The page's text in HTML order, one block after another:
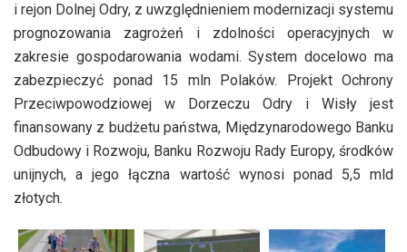
i rejon Dolnej Odry, z uwzględnieniem modernizacji systemu
prognozowania zagrożeń i zdolności operacyjnych w
zakresie gospodarowania wodami. System docelowo ma
zabezpieczyć ponad 15 mln
Polaków. Projekt Ochrony
Przeciwpowodziowej w Dorzeczu Odry i Wisły jest
finansowany z budżetu państwa, Międzynarodowego Banku
Odbudowy i Rozwoju, Banku Rozwoju Rady Europy, środków
unijnych, a jego łączna wartość wynosi ponad 5,5 mld
złotych.